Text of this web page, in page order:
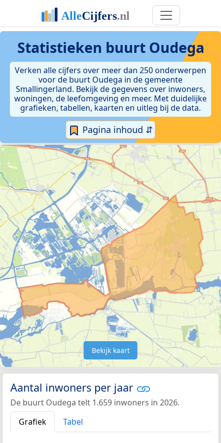
Statistieken buurt Oudega
Verken alle cijfers over meer dan 250 onderwerpen
voor de buurt Oudega in de gemeente
Smallingerland. Bekijk de gegevens over inwoners,
woningen, de leefomgeving en meer. Met duidelijke
grafieken, tabellen, kaarten en uitleg bij de data.
Pagina inhoud ⇵
Bekijk kaart
Aantal inwoners per jaar
De buurt Oudega telt 1.659 inwoners in 2026.
Grafiek
Tabel